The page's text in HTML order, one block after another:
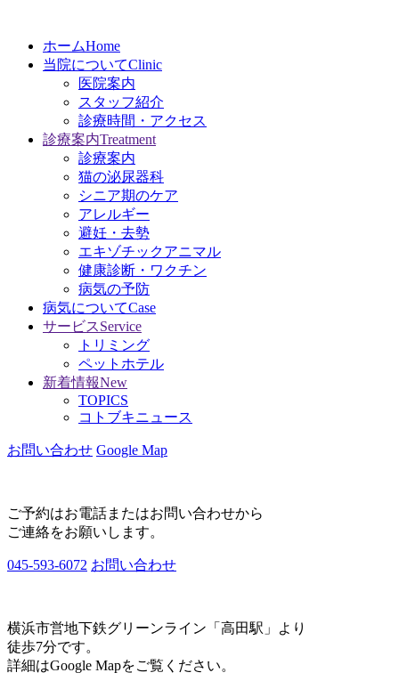
ホームHome
当院についてClinic
医院案内
スタッフ紹介
診療時間・アクセス
診療案内Treatment
診療案内
猫の泌尿器科
シニア期のケア
アレルギー
避妊・去勢
エキゾチックアニマル
健康診断・ワクチン
病気の予防
病気についてCase
サービスService
トリミング
ペットホテル
新着情報New
TOPICS
コトブキニュース
お問い合わせ Google Map
ご予約はお電話またはお問い合わせから
ご連絡をお願いします。
045-593-6072 お問い合わせ
横浜市営地下鉄グリーンライン「高田駅」より
徒歩7分です。
詳細はGoogle Mapをご覧ください。